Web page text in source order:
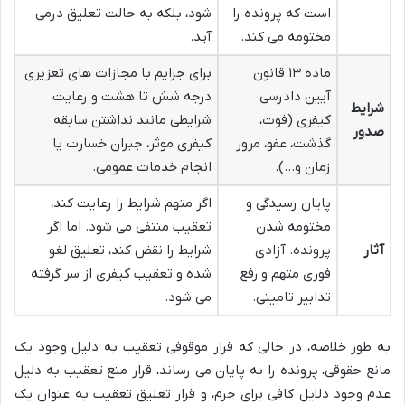
است که پرونده را
مختومه می کند.
شود، بلکه به حالت تعلیق درمی
آید.
شرایط
صدور
ماده ۱۳ قانون
آیین دادرسی
کیفری (فوت،
گذشت، عفو، مرور
زمان و…).
برای جرایم با مجازات های تعزیری
درجه شش تا هشت و رعایت
شرایطی مانند نداشتن سابقه
کیفری موثر، جبران خسارت یا
انجام خدمات عمومی.
آثار
پایان رسیدگی و
مختومه شدن
پرونده. آزادی
فوری متهم و رفع
تدابیر تامینی.
اگر متهم شرایط را رعایت کند،
تعقیب منتفی می شود. اما اگر
شرایط را نقض کند، تعلیق لغو
شده و تعقیب کیفری از سر گرفته
می شود.
به طور خلاصه، در حالی که قرار موقوفی تعقیب به دلیل وجود یک
مانع حقوقی، پرونده را به پایان می رساند، قرار منع تعقیب به دلیل
عدم وجود دلایل کافی برای جرم، و قرار تعلیق تعقیب به عنوان یک